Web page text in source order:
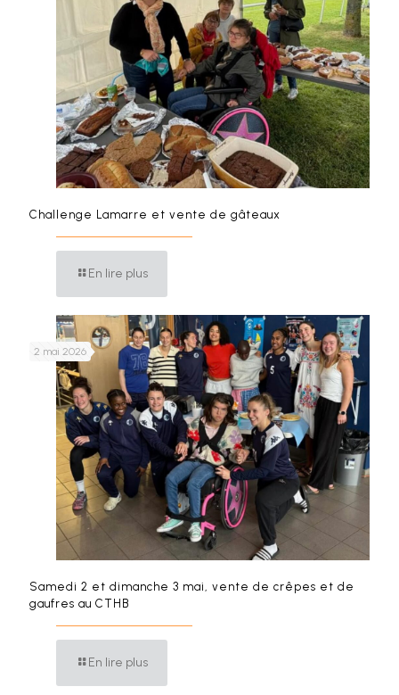
Challenge Lamarre et vente de gâteaux
En lire plus
2 mai 2026
Samedi 2 et dimanche 3 mai, vente de crêpes et de
gaufres au CTHB
En lire plus